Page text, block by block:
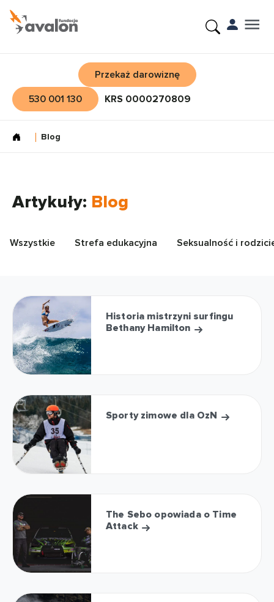
Przekaż darowiznę
530 001 130
KRS 0000270809
Blog
Artykuły: Blog
Wszystkie Strefa edukacyjna Seksualność i
Historia mistrzyni surfingu
Bethany Hamilton
Sporty zimowe dla OzN
The Sebo opowiada o Time
Attack